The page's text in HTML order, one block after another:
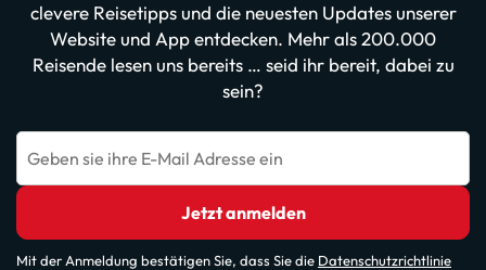
clevere Reisetipps und die neuesten Updates unserer
Website und App entdecken. Mehr als 200.000
Reisende lesen uns bereits … seid ihr bereit, dabei zu
sein?
Geben sie ihre E-Mail Adresse ein
Jetzt anmelden
Mit der Anmeldung bestätigen Sie, dass Sie die Datenschutzrichtlinie